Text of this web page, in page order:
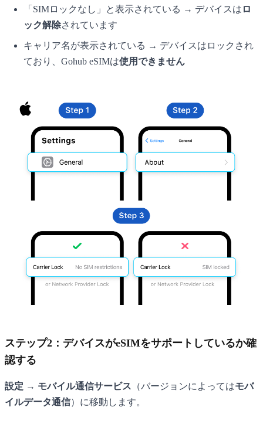
「SIMロックなし」と表示されている → デバイスは ロ
ック解除されています
キャリア名が表示されている → デバイスはロックされ
ており、Gohub eSIMは使用できません
ステップ2：デバイスがeSIMをサポートしているか確
認する
設定 → モバイル通信サービス （バージョンによってはモバ
イルデータ通信）に移動します。